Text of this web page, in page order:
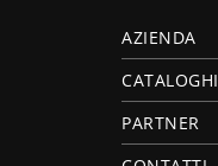
AZIENDA
CATALOGHI
PARTNER